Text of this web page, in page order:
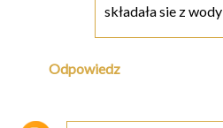
składała sie z
Odpowiedz